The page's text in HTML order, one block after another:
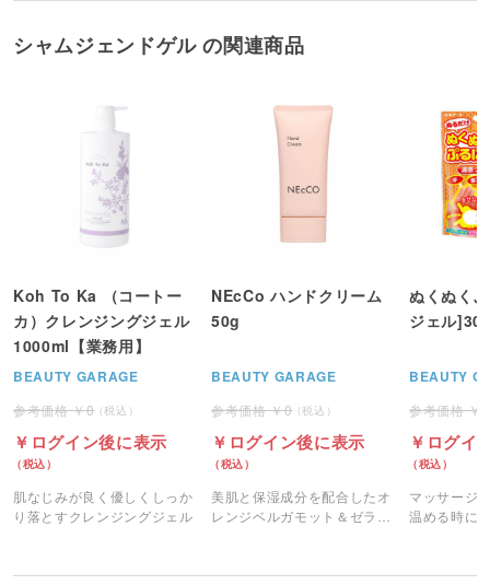
シャムジェンドゲル の関連商品
Koh To Ka （コートー
カ）クレンジングジェル
1000ml【業務用】
BEAUTY GARAGE
0
ログイン後に表示
肌なじみが良く優しくしっか
り落とすクレンジングジェル
NEcCo ハンドクリーム
50g
BEAUTY GARAGE
0
ログイン後に表示
美肌と保湿成分を配合したオ
レンジベルガモット＆ゼラニ
ぬくぬく
ジェル
BEAUTY
ログイ
マッサージ
温める時に